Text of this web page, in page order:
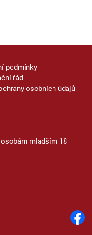
podmínky
řád
osobních údajů
mladším 18